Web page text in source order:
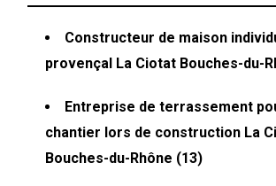
Constructeur de maison
provençal La Ciotat Bouches-du-
Entreprise de terrassement
chantier lors de construction La
Bouches-du-Rhône (13)